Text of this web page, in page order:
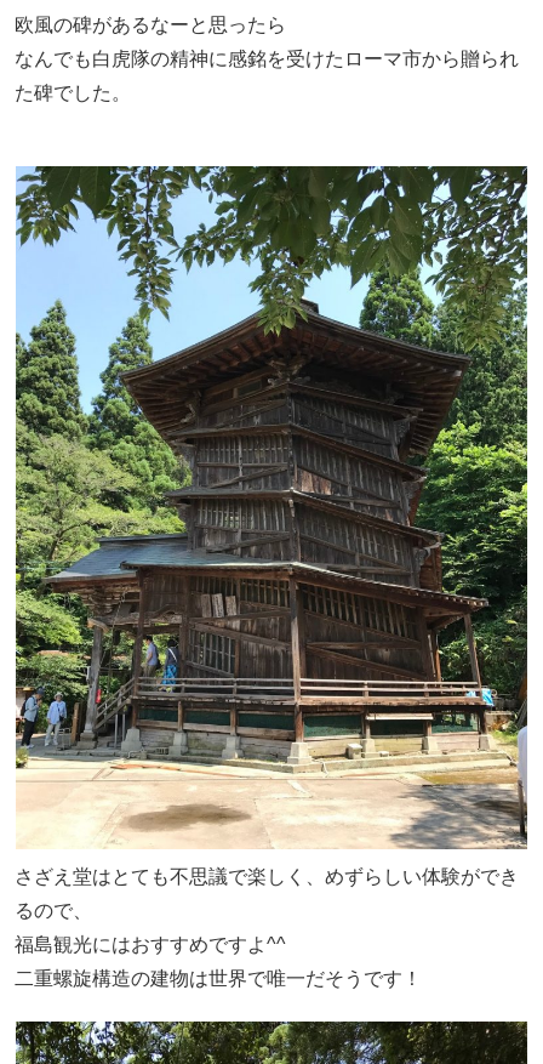
欧風の碑があるなーと思ったら
なんでも白虎隊の精神に感銘を受けたローマ市から贈られ
た碑でした。
さざえ堂はとても不思議で楽しく、めずらしい体験ができ
るので、
福島観光にはおすすめですよ^^
二重螺旋構造の建物は世界で唯一だそうです！